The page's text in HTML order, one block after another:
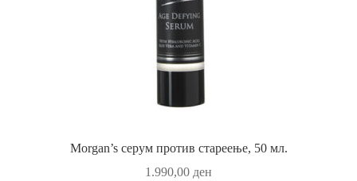
Morgan’s серум против стареење, 50 мл.
1.990,00 ден